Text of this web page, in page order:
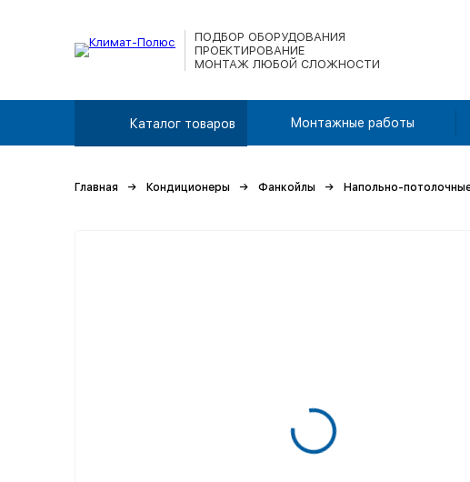
ПОДБОР ОБОРУДОВАНИЯ
ПРОЕКТИРОВАНИЕ
МОНТАЖ ЛЮБОЙ СЛОЖНОСТИ
Каталог товаров Монтажные работы
Главная Кондиционеры Фанкойлы Напольно-